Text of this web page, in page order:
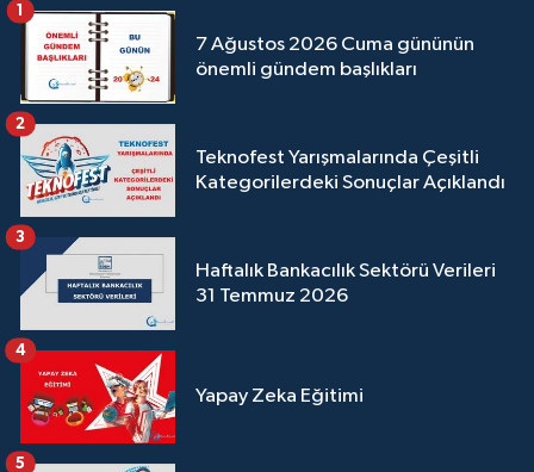
7 Ağustos 2026 Cuma gününün
önemli gündem başlıkları
1
Teknofest Yarışmalarında Çeşitli
Kategorilerdeki Sonuçlar Açıklandı
2
Haftalık Bankacılık Sektörü Verileri
31 Temmuz 2026
3
Yapay Zeka Eğitimi
4
5